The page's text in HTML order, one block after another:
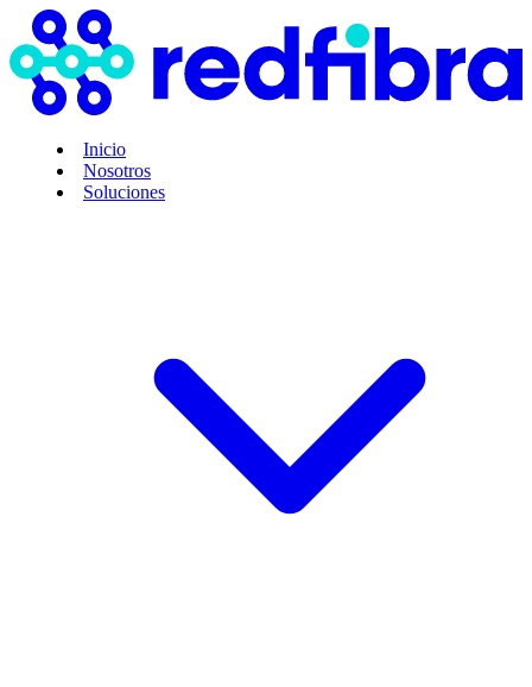
Inicio
Nosotros
Soluciones